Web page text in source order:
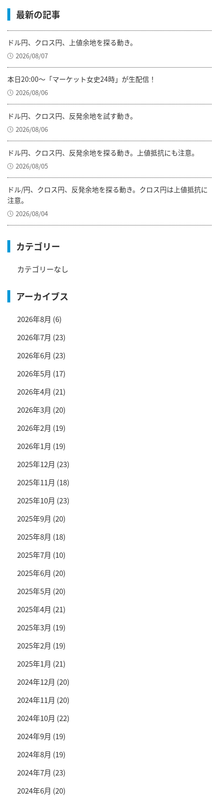
最新の記事
ドル円、クロス円、上値余地を探る動き。
2026/08/07
本日20:00～「マーケット女史24時」が生配信！
2026/08/06
ドル円、クロス円、反発余地を試す動き。
2026/08/06
ドル円、クロス円、反発余地を探る動き。上値抵抗にも注意。
2026/08/05
ドル/円、クロス円、反発余地を探る動き。クロス円は上値抵抗に
注意。
2026/08/04
カテゴリー
カテゴリーなし
アーカイブス
2026年8月 (6)
2026年7月 (23)
2026年6月 (23)
2026年5月 (17)
2026年4月 (21)
2026年3月 (20)
2026年2月 (19)
2026年1月 (19)
2025年12月 (23)
2025年11月 (18)
2025年10月 (23)
2025年9月 (20)
2025年8月 (18)
2025年7月 (10)
2025年6月 (20)
2025年5月 (20)
2025年4月 (21)
2025年3月 (19)
2025年2月 (19)
2025年1月 (21)
2024年12月 (20)
2024年11月 (20)
2024年10月 (22)
2024年9月 (19)
2024年8月 (19)
2024年7月 (23)
2024年6月 (20)